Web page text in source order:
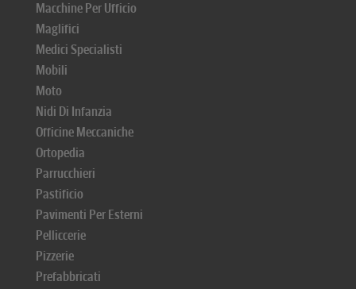
Macchine Per Ufficio
Maglifici
Medici Specialisti
Mobili
Moto
Nidi Di Infanzia
Officine Meccaniche
Ortopedia
Parrucchieri
Pastificio
Pavimenti Per Esterni
Pelliccerie
Pizzerie
Prefabbricati